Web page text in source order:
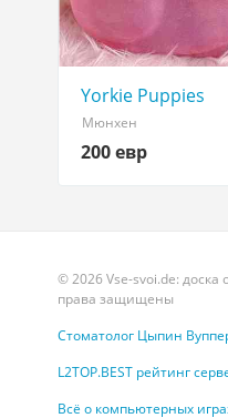
Yorkie Puppies
Мюнхен
200 евр
© 2026 Vse-svoi.de:
права защищены
Стоматолог Цыпин
L2TOP.BEST рейтинг
Всё о компьютерных